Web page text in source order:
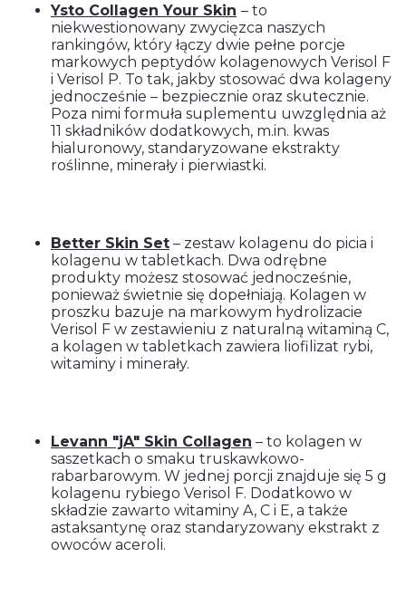
Ysto Collagen Your Skin – to
niekwestionowany zwycięzca naszych
rankingów, który łączy dwie pełne porcje
markowych peptydów kolagenowych Verisol F
i Verisol P. To tak, jakby stosować dwa kolageny
jednocześnie – bezpiecznie oraz skutecznie.
Poza nimi formuła suplementu uwzględnia aż
11 składników dodatkowych, m.in. kwas
hialuronowy, standaryzowane ekstrakty
roślinne, minerały i pierwiastki.
Better Skin Set – zestaw kolagenu do picia i
kolagenu w tabletkach. Dwa odrębne
produkty możesz stosować jednocześnie,
ponieważ świetnie się dopełniają. Kolagen w
proszku bazuje na markowym hydrolizacie
Verisol F w zestawieniu z naturalną witaminą C,
a kolagen w tabletkach zawiera liofilizat rybi,
witaminy i minerały.
Levann "jA" Skin Collagen – to kolagen w
saszetkach o smaku truskawkowo-
rabarbarowym. W jednej porcji znajduje się 5 g
kolagenu rybiego Verisol F. Dodatkowo w
składzie zawarto witaminy A, C i E, a także
astaksantynę oraz standaryzowany ekstrakt z
owoców aceroli.